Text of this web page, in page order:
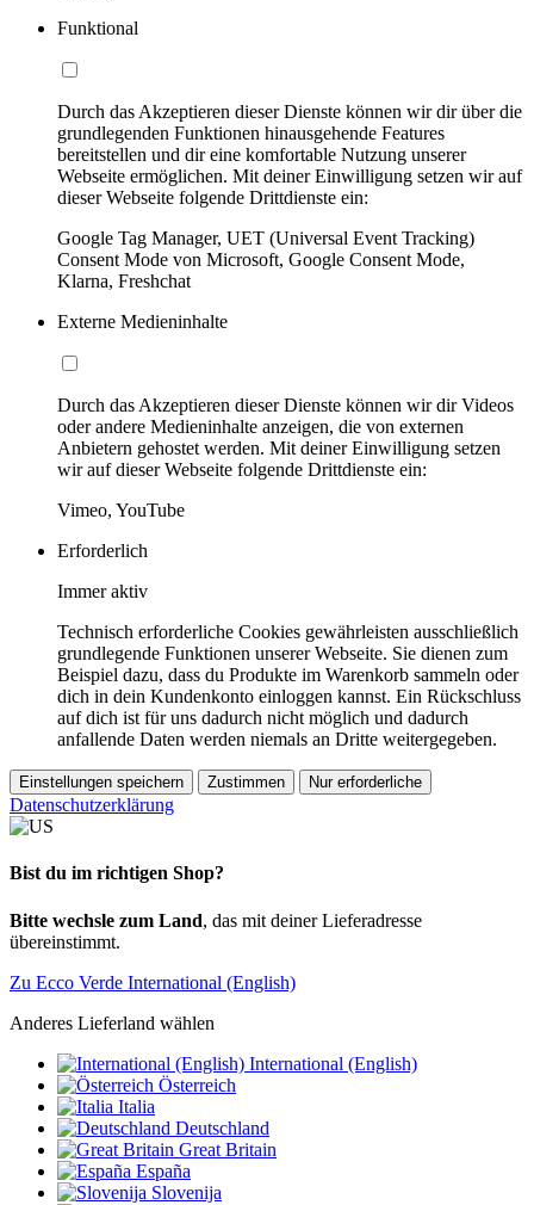
Funktional
Durch das Akzeptieren dieser Dienste können wir dir über die
grundlegenden Funktionen hinausgehende Features
bereitstellen und dir eine komfortable Nutzung unserer
Webseite ermöglichen. Mit deiner Einwilligung setzen wir auf
dieser Webseite folgende Drittdienste ein:
Google Tag Manager, UET (Universal Event Tracking)
Consent Mode von Microsoft, Google Consent Mode,
Klarna, Freshchat
Externe Medieninhalte
Durch das Akzeptieren dieser Dienste können wir dir Videos
oder andere Medieninhalte anzeigen, die von externen
Anbietern gehostet werden. Mit deiner Einwilligung setzen
wir auf dieser Webseite folgende Drittdienste ein:
Vimeo, YouTube
Erforderlich
Immer aktiv
Technisch erforderliche Cookies gewährleisten ausschließlich
grundlegende Funktionen unserer Webseite. Sie dienen zum
Beispiel dazu, dass du Produkte im Warenkorb sammeln oder
dich in dein Kundenkonto einloggen kannst. Ein Rückschluss
auf dich ist für uns dadurch nicht möglich und dadurch
anfallende Daten werden niemals an Dritte weitergegeben.
Einstellungen speichern Zustimmen Nur erforderliche
Datenschutzerklärung
Bist du im richtigen Shop?
Bitte wechsle zum Land, das mit deiner Lieferadresse
übereinstimmt.
Zu Ecco Verde International (English)
Anderes Lieferland wählen
International (English)
Österreich
Italia
Deutschland
Great Britain
España
Slovenija